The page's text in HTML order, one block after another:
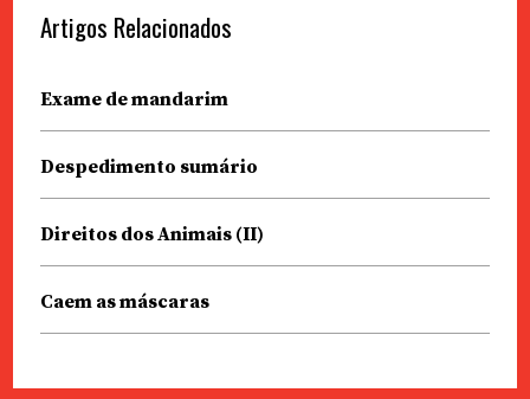
Artigos Relacionados
Exame de mandarim
Despedimento sumário
Direitos dos Animais (II)
Caem as máscaras